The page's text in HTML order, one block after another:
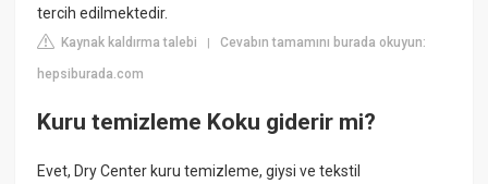
tercih edilmektedir.
Kaynak kaldırma talebi |Cevabın tamamını burada okuyun:
hepsiburada.com
Kuru temizleme Koku giderir mi?
Evet, Dry Center kuru temizleme, giysi ve tekstil